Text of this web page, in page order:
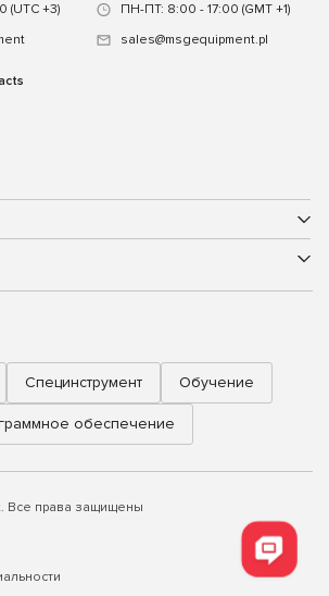
(UTC +3)
ПН-ПТ: 8:00 - 17:00 (GMT +1)
sales@msgequipment.pl
Специнструмент Обучение
обеспечение
Все права защищены